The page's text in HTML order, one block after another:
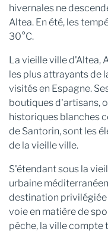
hivernales ne
Altea. En été, les
30°C.
La vieille ville d'Altea,
les plus attrayants de
visités en Espagne.
boutiques d'artisans,
historiques blanches
de Santorin, sont les
de la vieille ville.
S'étendant sous la
urbaine
destination privilégiée
voie en matière de
pêche, la ville compte